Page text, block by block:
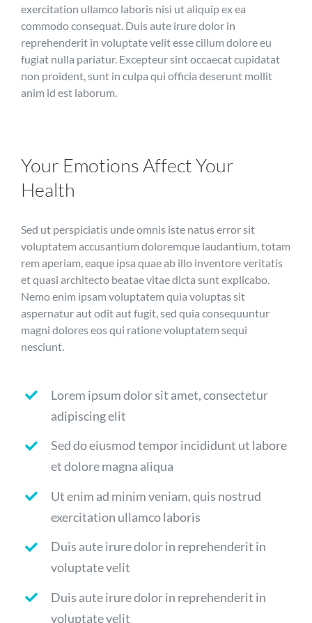
exercitation ullamco laboris nisi ut aliquip ex ea
commodo consequat. Duis aute irure dolor in
reprehenderit in voluptate velit esse cillum dolore eu
fugiat nulla pariatur. Excepteur sint occaecat cupidatat
non proident, sunt in culpa qui officia deserunt mollit
anim id est laborum.
Your Emotions Affect Your
Health
Sed ut perspiciatis unde omnis iste natus error sit
voluptatem accusantium doloremque laudantium, totam
rem aperiam, eaque ipsa quae ab illo inventore veritatis
et quasi architecto beatae vitae dicta sunt explicabo.
Nemo enim ipsam voluptatem quia voluptas sit
aspernatur aut odit aut fugit, sed quia consequuntur
magni dolores eos qui ratione voluptatem sequi
nesciunt.
Lorem ipsum dolor sit amet, consectetur
adipiscing elit
Sed do eiusmod tempor incididunt ut labore
et dolore magna aliqua
Ut enim ad minim veniam, quis nostrud
exercitation ullamco laboris
Duis aute irure dolor in reprehenderit in
voluptate velit
Duis aute irure dolor in reprehenderit in
voluptate velit